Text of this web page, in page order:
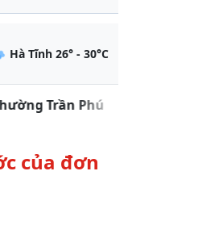
Hà Tĩnh 26° - 30°C
Trần Phú
của đơn